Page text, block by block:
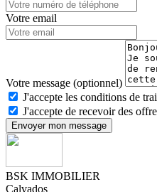
Votre email
Votre message (optionnel)
J'accepte les conditions de
J'accepte de recevoir des
Envoyer mon message
BSK IMMOBILIER
Calvados